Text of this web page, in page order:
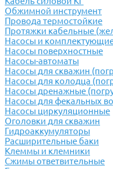
Обжимной инструмент
Провода термостойкие
Протяжки кабельные
Насосы и
Насосы поверхностные
Насосы-автоматы
Насосы для скважин
Насосы для колодца
Насосы дренажные
Насосы для фекальных
Насосы циркуляционные
Оголовки для скважин
Гидроаккумуляторы
Расширительные баки
Клеммы и клемники
Cжимы ответвительные